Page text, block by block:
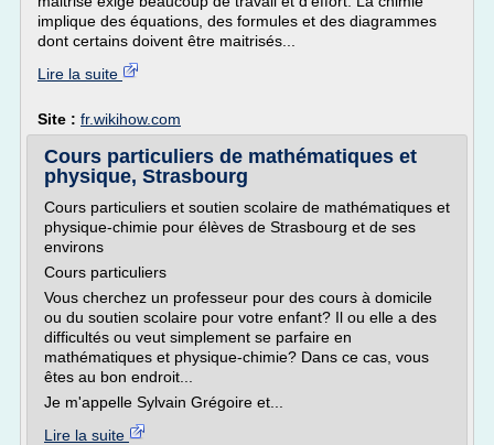
implique des équations, des formules et des diagrammes
dont certains doivent être maitrisés...
Lire la suite
Site : fr.wikihow.com
Cours particuliers de mathématiques et
physique, Strasbourg
Cours particuliers et soutien scolaire de mathématiques et
physique-chimie pour élèves de Strasbourg et de ses
environs
Cours particuliers
Vous cherchez un professeur pour des cours à domicile
ou du soutien scolaire pour votre enfant? Il ou elle a des
difficultés ou veut simplement se parfaire en
mathématiques et physique-chimie? Dans ce cas, vous
êtes au bon endroit...
Je m'appelle Sylvain Grégoire et...
Lire la suite